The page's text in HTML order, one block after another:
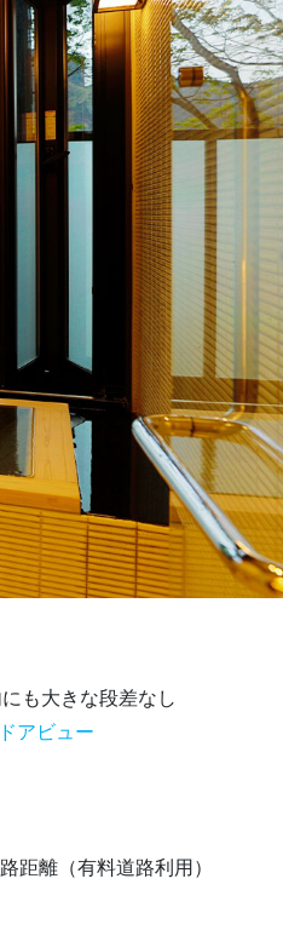
も大きな段差なし
アビュー
距離（有料道路利用）